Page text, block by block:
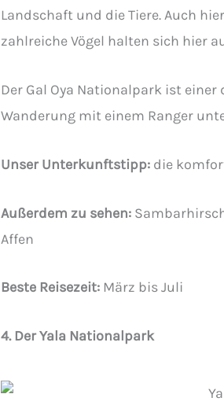
Landschaft und die Tiere. Auch
zahlreiche Vögel halten sich hier
Der Gal Oya Nationalpark ist
Wanderung mit einem Ranger
Unser Unterkunftstipp: die
Außerdem zu sehen:
Affen
Beste Reisezeit: März bis Juli
4. Der Yala Nationalpark